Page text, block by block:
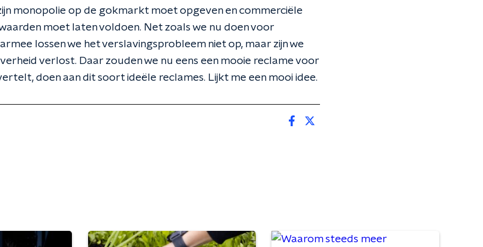
monopolie op de gokmarkt moet opgeven en commerciële
moet laten voldoen. Net zoals we nu doen voor
lossen we het verslavingsprobleem niet op, maar zijn we
verlost. Daar zouden we nu eens een mooie reclame voor
doen aan dit soort ideële reclames. Lijkt me een mooi idee.